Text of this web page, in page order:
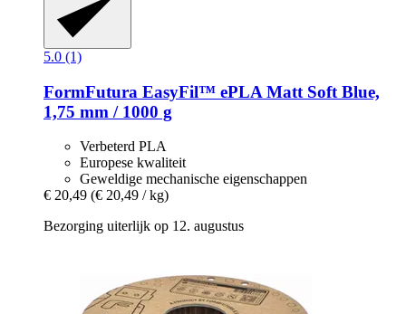
5.0 (1)
FormFutura EasyFil™ ePLA Matt Soft Blue,
1,75 mm / 1000 g
Verbeterd PLA
Europese kwaliteit
Geweldige mechanische eigenschappen
€ 20,49 (€ 20,49 / kg)
Bezorging uiterlijk op 12. augustus